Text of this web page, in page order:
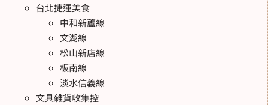
台北捷運美食
中和新蘆線
文湖線
松山新店線
板南線
淡水信義線
文具雜貨收集控